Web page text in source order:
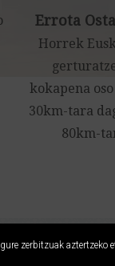
Errota
Horrek
kokapena
30km-tara
80km-
zerbitzuak aztertzeko